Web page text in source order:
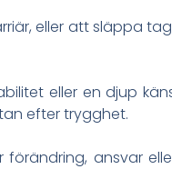
eller att släppa
eller en djup
efter trygghet.
ansvar